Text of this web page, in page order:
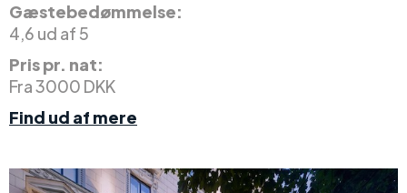
Gæstebedømmelse:
4,6 ud af 5
Pris pr. nat:
Fra 3000 DKK
Find ud af mere